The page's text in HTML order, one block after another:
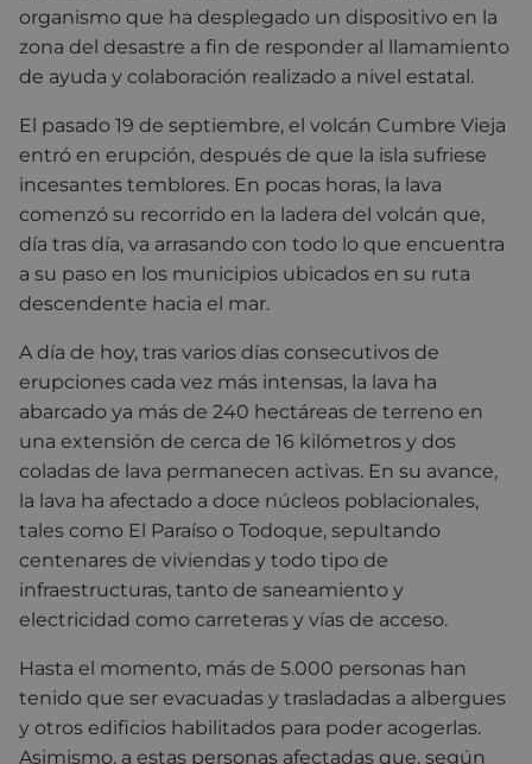
organismo que ha desplegado un dispositivo en la
zona del desastre a fin de responder al llamamiento
de ayuda y colaboración realizado a nivel estatal.
El pasado 19 de septiembre, el volcán Cumbre Vieja
entró en erupción, después de que la isla sufriese
incesantes temblores. En pocas horas, la lava
comenzó su recorrido en la ladera del volcán que,
día tras día, va arrasando con todo lo que encuentra
a su paso en los municipios ubicados en su ruta
descendente hacia el mar.
A día de hoy, tras varios días consecutivos de
erupciones cada vez más intensas, la lava ha
abarcado ya más de 240 hectáreas de terreno en
una extensión de cerca de 16 kilómetros y dos
coladas de lava permanecen activas. En su avance,
la lava ha afectado a doce núcleos poblacionales,
tales como El Paraíso o Todoque, sepultando
centenares de viviendas y todo tipo de
infraestructuras, tanto de saneamiento y
electricidad como carreteras y vías de acceso.
Hasta el momento, más de 5.000 personas han
tenido que ser evacuadas y trasladadas a albergues
y otros edificios habilitados para poder acogerlas.
Asimismo, a estas personas afectadas que, según